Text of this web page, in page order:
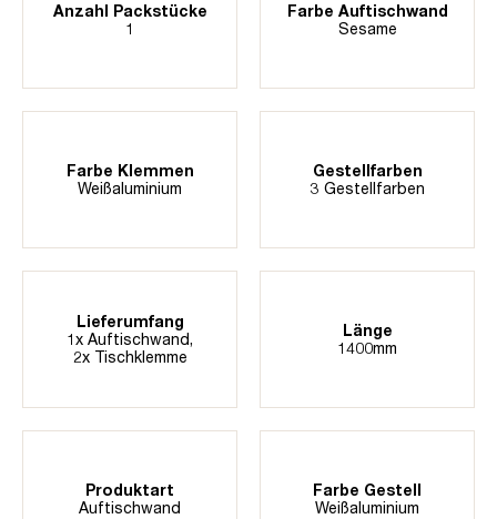
Anzahl Packstücke
1
Farbe Auftischwand
Sesame
Farbe Klemmen
Weißaluminium
Gestellfarben
3 Gestellfarben
Lieferumfang
1x Auftischwand,
2x Tischklemme
Länge
1400mm
Produktart
Auftischwand
Farbe Gestell
Weißaluminium